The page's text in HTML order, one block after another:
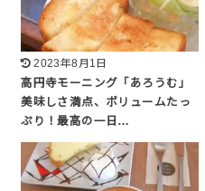
2023年8月1日
高円寺モーニング「あろうむ」
美味しさ満点、ボリュームたっ
ぷり！最高の一日…